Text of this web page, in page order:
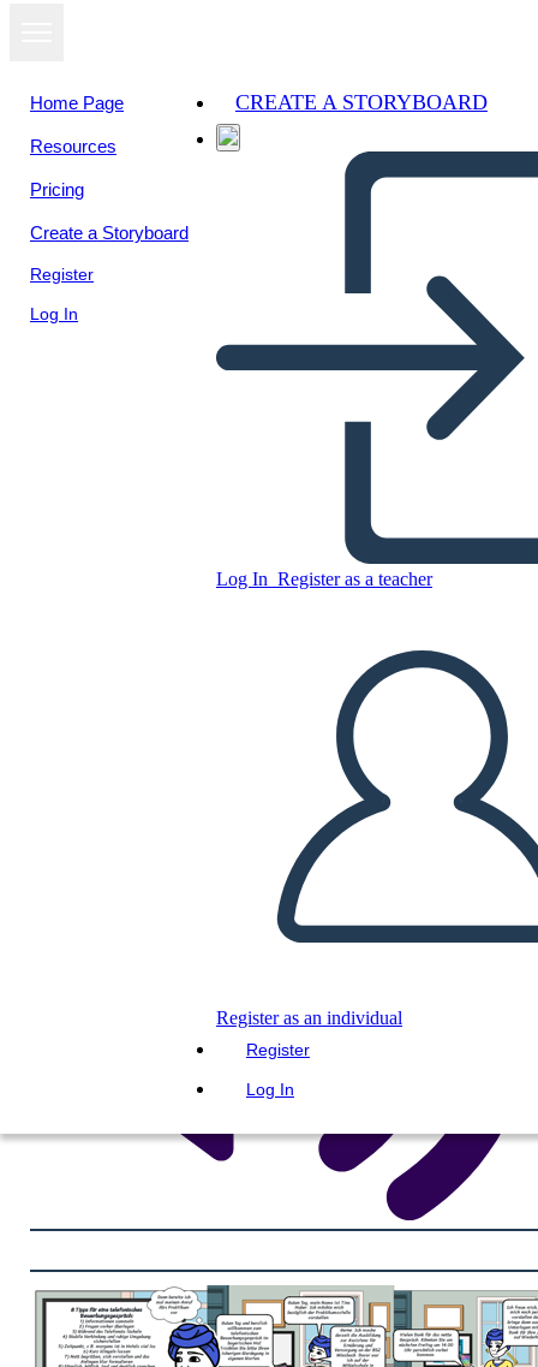
Home Page
Resources
Pricing
Create a Storyboard
Register
Log In
CREATE A STORYBOARD
Log In Register as a teacher
Register as an individual
Register
Log In
PLAY SLIDESHOW
READ TO ME
View as
slideshow